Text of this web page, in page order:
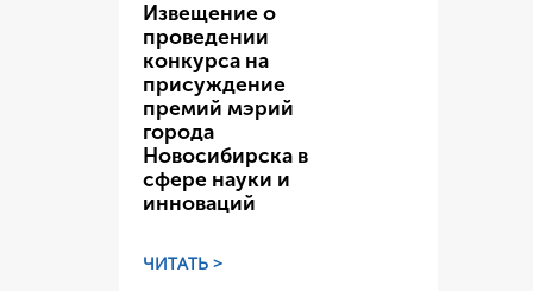
Извещение о
проведении
конкурса на
присуждение
премий мэрий
города
Новосибирска в
сфере науки и
инноваций
ЧИТАТЬ >